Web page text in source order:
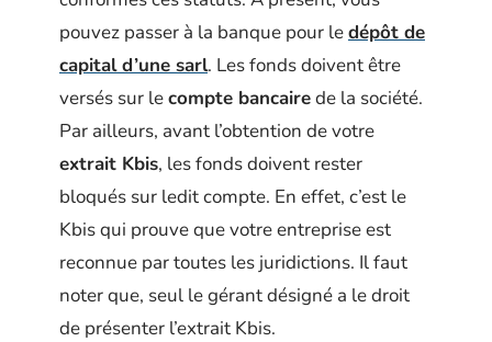
pouvez passer à la banque pour ledépôt de
capital d’une sarl. Les fonds doivent être
versés sur lecompte bancairede la société.
Par ailleurs, avant l’obtention de votre
extrait Kbis, les fonds doivent rester
bloqués sur ledit compte. En effet, c’est le
Kbis qui prouve que votre entreprise est
reconnue par toutes les juridictions. Il faut
noter que, seul le gérant désigné a le droit
de présenter l’extrait Kbis.